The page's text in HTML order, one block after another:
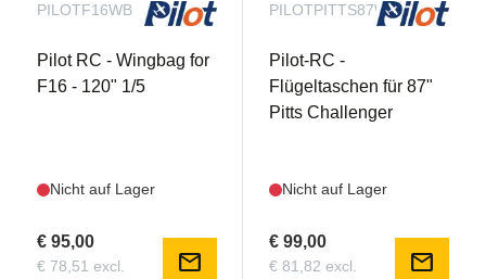
PILOTF16WB
Pilot RC - Wingbag for
F16 - 120" 1/5
Nicht auf Lager
€ 95,00
€ 78,51 excl.
mail
PILOTPITTS87WB
Pilot-RC -
Flügeltaschen für 87"
Pitts Challenger
Nicht auf Lager
€ 99,00
€ 81,82 excl.
mail